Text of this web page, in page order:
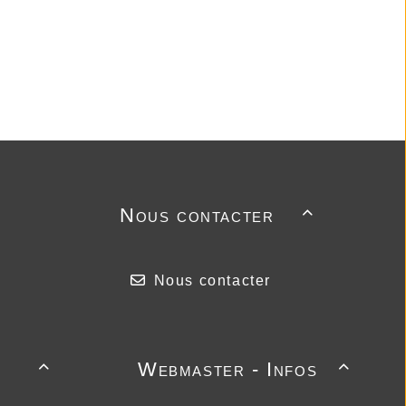

Nous contacter
Nous contacter
 
Webmaster - Infos